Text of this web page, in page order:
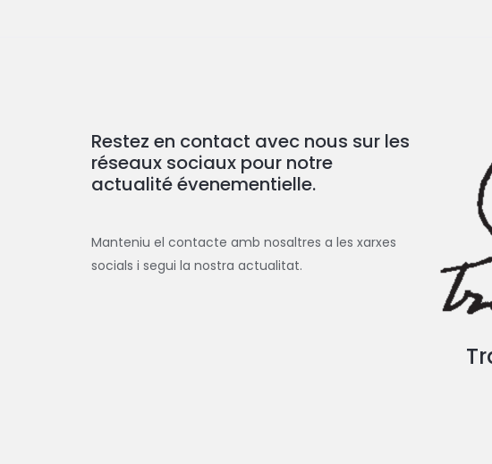
Restez en contact avec nous sur les
réseaux sociaux pour notre
actualité évenementielle.
Manteniu el contacte amb nosaltres a les xarxes
socials i segui la nostra actualitat.